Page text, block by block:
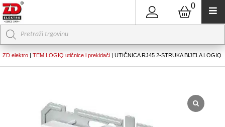
0
Products
search
ZD elektro | TEM LOGIQ utičnice i prekidači | UTIČNICA RJ45 2-STRUKA BIJELA LOGIQ